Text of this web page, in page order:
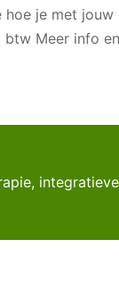
hoe je met
btw Meer info